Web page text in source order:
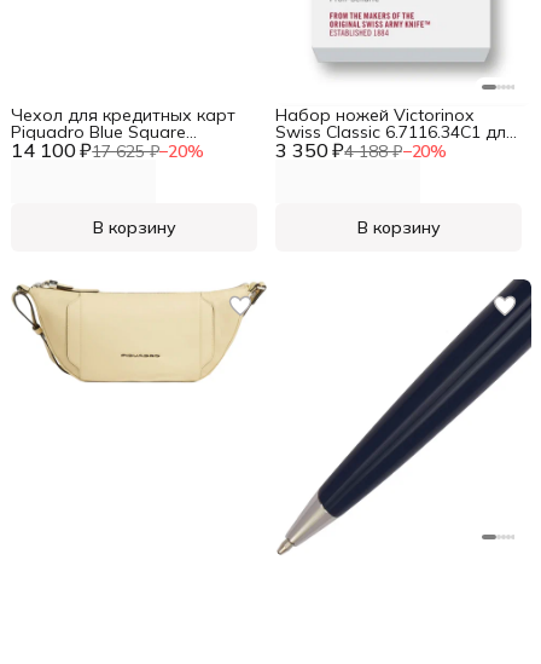
14 100 ₽17 625 ₽−20%
Чехол для кредитных карт
Piquadro Blue Square
PP6843B2R/OT3 синий
В корзину
3 350 ₽4 188 ₽−20%
Набор ножей Victorinox
Swiss Classic 6.7116.34C1 для
овощей компл.:3предм.
В корзину